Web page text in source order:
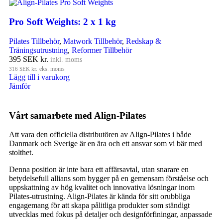
Pro Soft Weights: 2 x 1 kg
Pilates Tillbehör, Matwork Tillbehör, Redskap &
Träningsutrustning, Reformer Tillbehör
395 SEK kr. inkl. moms
316 SEK kr. eks. moms
Lägg till i varukorg
Jämför
Vårt samarbete med Align-Pilates
Att vara den officiella distributören av Align-Pilates i både
Danmark och Sverige är en ära och ett ansvar som vi bär med
stolthet.
Denna position är inte bara ett affärsavtal, utan snarare en
betydelsefull allians som bygger på en gemensam förståelse och
uppskattning av hög kvalitet och innovativa lösningar inom
Pilates-utrustning. Align-Pilates är kända för sitt orubbliga
engagemang för att skapa pålitliga produkter som ständigt
utvecklas med fokus på detaljer och designförfiningar, anpassade